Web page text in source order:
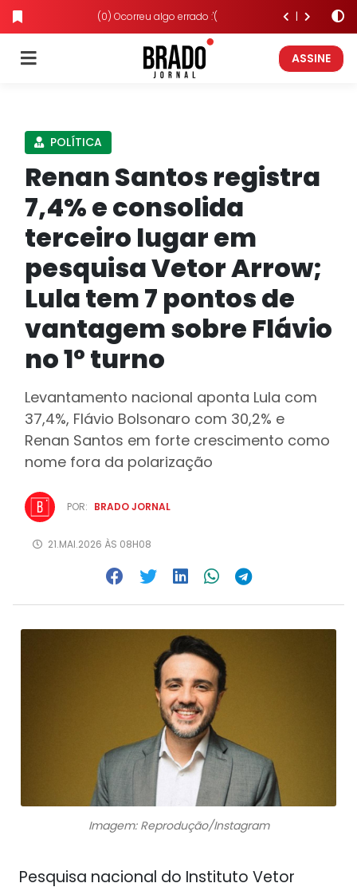
(0) Ocorreu algo errado :'(
ASSINE
POLÍTICA
Renan Santos registra
7,4% e consolida
terceiro lugar em
pesquisa Vetor Arrow;
Lula tem 7 pontos de
vantagem sobre Flávio
no 1º turno
Levantamento nacional aponta Lula com
37,4%, Flávio Bolsonaro com 30,2% e
Renan Santos em forte crescimento como
nome fora da polarização
POR: BRADO JORNAL
21.MAI.2026 ÀS 08H08
Imagem: Reprodução/Instagram
Pesquisa nacional do Instituto Vetor